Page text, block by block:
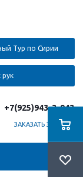
Тур по Сирии
рук
+7(925)943-3-943
ЗАКАЗАТЬ ЗВОНОК